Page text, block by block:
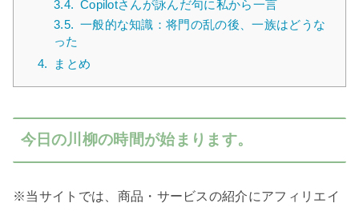
3.4. Copilotさんが詠んだ句に私から一言
3.5. 一般的な知識：将門の乱の後、一族はどうな
った
4.
まとめ
今日の川柳の時間が始まります。
※当サイトでは、商品・サービスの紹介にアフィリエイ